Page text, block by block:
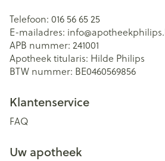
Telefoon: 016 56 65 25
E-mailadres: info@
APB nummer: 241001
Apotheek titularis: Hilde Philips
BTW nummer: BE0460569856
Klantenservice
FAQ
Uw apotheek